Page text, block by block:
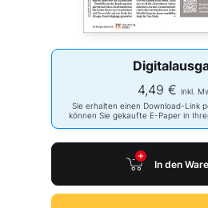
4,49 € inkl.
Sie erhalten einen Download-Link
können Sie gekaufte E-Paper in
In den